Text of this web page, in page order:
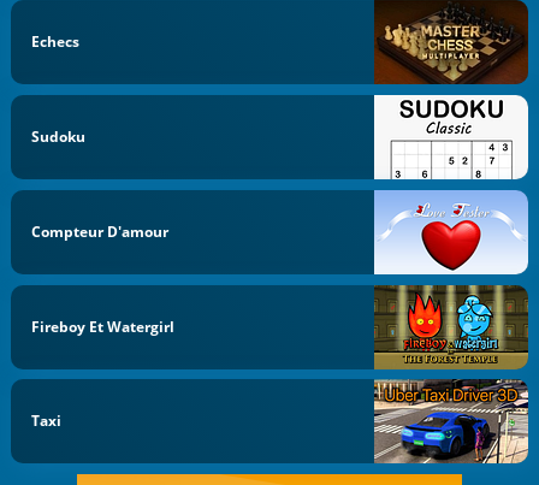
Echecs
Sudoku
Compteur D'amour
Fireboy Et Watergirl
Taxi